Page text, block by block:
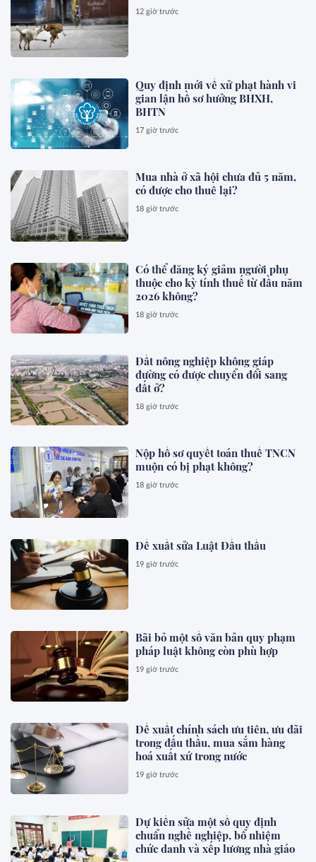
12 giờ trước
Quy định mới về xử phạt hành vi
gian lận hồ sơ hưởng BHXH,
BHTN
17 giờ trước
Mua nhà ở xã hội chưa đủ 5 năm,
có được cho thuê lại?
18 giờ trước
Có thể đăng ký giảm người phụ
thuộc cho kỳ tính thuế từ đầu năm
2026 không?
18 giờ trước
Đất nông nghiệp không giáp
đường có được chuyển đổi sang
đất ở?
18 giờ trước
Nộp hồ sơ quyết toán thuế TNCN
muộn có bị phạt không?
18 giờ trước
Đề xuất sửa Luật Đấu thầu
19 giờ trước
Bãi bỏ một số văn bản quy phạm
pháp luật không còn phù hợp
19 giờ trước
Đề xuất chính sách ưu tiên, ưu đãi
trong đấu thầu, mua sắm hàng
hoá xuất xứ trong nước
19 giờ trước
Dự kiến sửa một số quy định
chuẩn nghề nghiệp, bổ nhiệm
chức danh và xếp lương nhà giáo